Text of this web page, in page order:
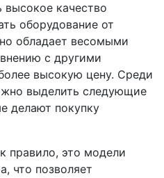
высокое качество
оборудование от
обладает весомыми
с другими
высокую цену. Среди
выделить следующие
делают покупку
правило, это модели
что позволяет